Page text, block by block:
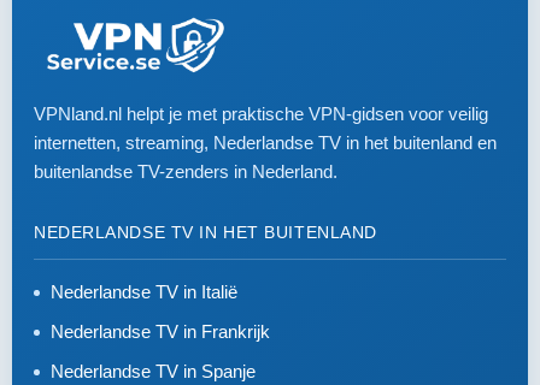
VPNland.nl helpt je met praktische VPN-gidsen voor veilig
internetten, streaming, Nederlandse TV in het buitenland en
buitenlandse TV-zenders in Nederland.
NEDERLANDSE TV IN HET BUITENLAND
Nederlandse TV in Italië
Nederlandse TV in Frankrijk
Nederlandse TV in Spanje